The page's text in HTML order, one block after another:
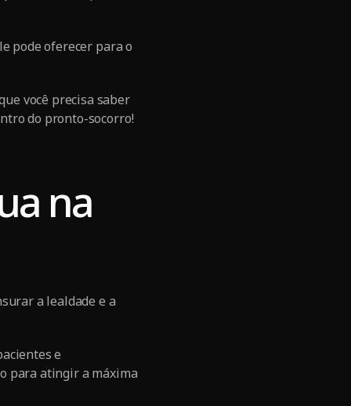
pode oferecer para o
você precisa saber
do pronto-socorro!
na
a lealdade e a
e
para atingir a máxima